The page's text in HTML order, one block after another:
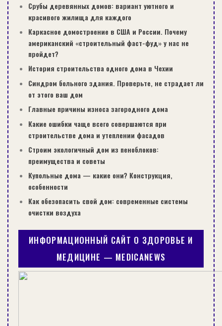
Срубы деревянных домов: вариант уютного и
красивого жилища для каждого
Каркасное домостроение в США и России. Почему
американский «строительный фаст-фуд» у нас не
пройдет?
История строительства одного дома в Чехии
Синдром больного здания. Проверьте, не страдает ли
от этого ваш дом
Главные причины износа загородного дома
Какие ошибки чаще всего совершаются при
строительстве дома и утеплении фасадов
Строим экологичный дом из пеноблоков:
преимущества и советы
Купольные дома — какие они? Конструкция,
особенности
Как обезопасить свой дом: современные системы
очистки воздуха
ИНФОРМАЦИОННЫЙ САЙТ О ЗДОРОВЬЕ И
МЕДИЦИНЕ — MEDICANEWS